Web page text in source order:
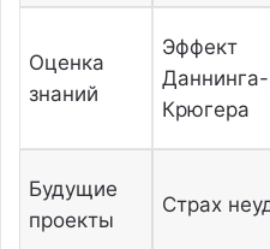
Оценка
знаний
Эффект
Даннинга-
Крюгера
Будущие
проекты
Страх